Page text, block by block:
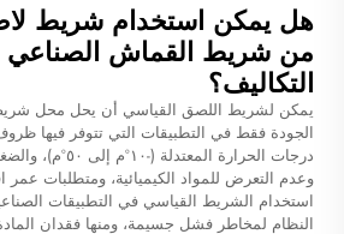
هل يمكن استخدام شريط
من شريط القماش الصناعي
التكاليف؟
يمكن لشريط اللصق القياسي أن يحل محل
الجودة فقط في التطبيقات التي تتوفر فيها
درجات الحرارة
وعدم التعرض للمواد الكيميائية، ومتطلبات
استخدام الشريط القياسي في التطبيقات
النظام لمخاطر فشل جسيمة، ومنها فقدان المادة